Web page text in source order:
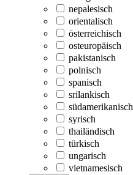
nepalesisch
orientalisch
österreichisch
osteuropäisch
pakistanisch
polnisch
spanisch
srilankisch
südamerikanisch
syrisch
thailändisch
türkisch
ungarisch
vietnamesisch